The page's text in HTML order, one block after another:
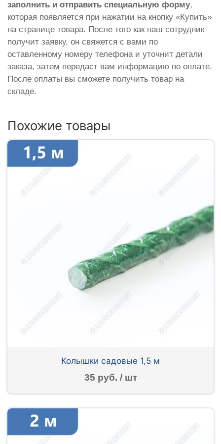
заполнить и отправить специальную форму,
которая появляется при нажатии на кнопку «Купить»
на странице товара. После того как наш сотрудник
получит заявку, он свяжется с вами по
оставленному номеру телефона и уточнит детали
заказа, затем передаст вам информацию по оплате.
После оплаты вы сможете получить товар на
складе.
Похожие товары
Колышки садовые 1,5 м
35 руб. / шт